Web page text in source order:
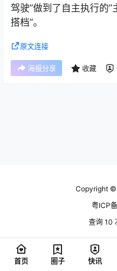
驾驶”做到了自主执行的
搭档”。
原文连接
海报分享 收藏
Copyright
粤ICP
查询 10
首页 圈子 快讯